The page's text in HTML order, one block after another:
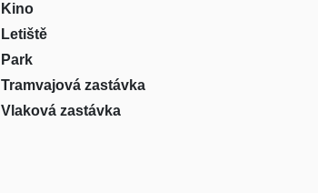
Kino
Letiště
Park
Tramvajová zastávka
Vlaková zastávka